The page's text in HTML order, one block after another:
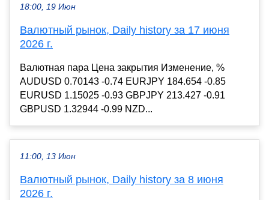
18:00, 19 Июн
Валютный рынок, Daily history за 17 июня
2026 г.
Валютная пара Цена закрытия Изменение, %
AUDUSD 0.70143 -0.74 EURJPY 184.654 -0.85
EURUSD 1.15025 -0.93 GBPJPY 213.427 -0.91
GBPUSD 1.32944 -0.99 NZD...
11:00, 13 Июн
Валютный рынок, Daily history за 8 июня
2026 г.